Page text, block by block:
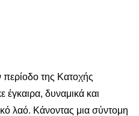
περίοδο της Κατοχής
δυναμικά και
λαό. Κάνοντας μια σύντομη